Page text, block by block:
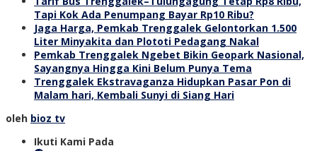
Tapi Kok Ada Penumpang Bayar Rp10 Ribu?
Jaga Harga, Pemkab Trenggalek Gelontorkan 1.500
Liter Minyakita dan Plototi Pedagang Nakal
Pemkab Trenggalek Ngebet Bikin Geopark Nasional,
Sayangnya Hingga Kini Belum Punya Tema
Trenggalek Ekstravaganza Hidupkan Pasar Pon di
Malam hari, Kembali Sunyi di Siang Hari
oleh bioz tv
Ikuti Kami Pada